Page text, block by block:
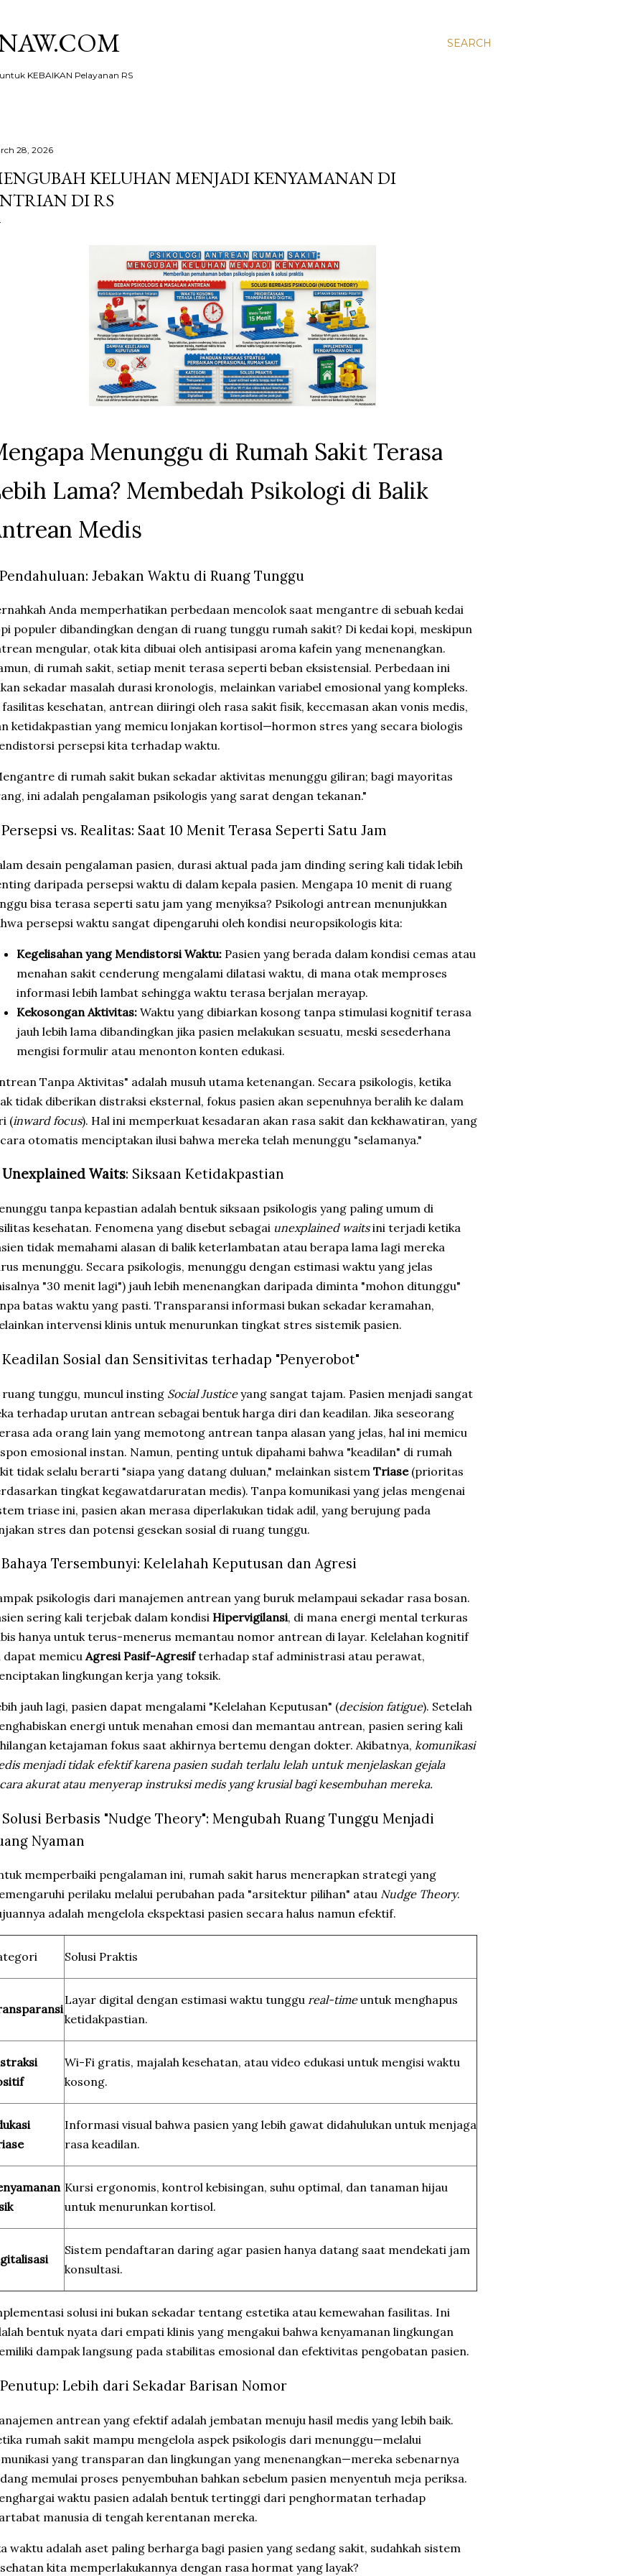
SEARCH
KEBAIKAN Pelayanan RS
28, 2026
KELUHAN MENJADI KENYAMANAN DI
DI RS
Menunggu di Rumah Sakit Terasa
Lama? Membedah Psikologi di Balik
Medis
Pendahuluan: Jebakan Waktu di Ruang Tunggu
Anda memperhatikan perbedaan mencolok saat mengantre di sebuah kedai
populer dibandingkan dengan di ruang tunggu rumah sakit? Di kedai kopi, meskipun
mengular, otak kita dibuai oleh antisipasi aroma kafein yang menenangkan.
di rumah sakit, setiap menit terasa seperti beban eksistensial. Perbedaan ini
sekadar masalah durasi kronologis, melainkan variabel emosional yang kompleks.
fasilitas kesehatan, antrean diiringi oleh rasa sakit fisik, kecemasan akan vonis medis,
ketidakpastian yang memicu lonjakan kortisol—hormon stres yang secara biologis
persepsi kita terhadap waktu.
di rumah sakit bukan sekadar aktivitas menunggu giliran; bagi mayoritas
ini adalah pengalaman psikologis yang sarat dengan tekanan."
Persepsi vs. Realitas: Saat 10 Menit Terasa Seperti Satu Jam
desain pengalaman pasien, durasi aktual pada jam dinding sering kali tidak lebih
daripada persepsi waktu di dalam kepala pasien. Mengapa 10 menit di ruang
bisa terasa seperti satu jam yang menyiksa? Psikologi antrean menunjukkan
persepsi waktu sangat dipengaruhi oleh kondisi neuropsikologis kita:
Kegelisahan yang Mendistorsi Waktu: Pasien yang berada dalam kondisi cemas atau
menahan sakit cenderung mengalami dilatasi waktu, di mana otak memproses
informasi lebih lambat sehingga waktu terasa berjalan merayap.
Kekosongan Aktivitas: Waktu yang dibiarkan kosong tanpa stimulasi kognitif terasa
jauh lebih lama dibandingkan jika pasien melakukan sesuatu, meski sesederhana
mengisi formulir atau menonton konten edukasi.
Tanpa Aktivitas" adalah musuh utama ketenangan. Secara psikologis, ketika
tidak diberikan distraksi eksternal, fokus pasien akan sepenuhnya beralih ke dalam
(inward focus). Hal ini memperkuat kesadaran akan rasa sakit dan kekhawatiran, yang
otomatis menciptakan ilusi bahwa mereka telah menunggu "selamanya."
Unexplained Waits: Siksaan Ketidakpastian
tanpa kepastian adalah bentuk siksaan psikologis yang paling umum di
kesehatan. Fenomena yang disebut sebagai unexplained waitsini terjadi ketika
tidak memahami alasan di balik keterlambatan atau berapa lama lagi mereka
menunggu. Secara psikologis, menunggu dengan estimasi waktu yang jelas
"30 menit lagi") jauh lebih menenangkan daripada diminta "mohon ditunggu"
batas waktu yang pasti. Transparansi informasi bukan sekadar keramahan,
intervensi klinis untuk menurunkan tingkat stres sistemik pasien.
Keadilan Sosial dan Sensitivitas terhadap "Penyerobot"
ruang tunggu, muncul insting Social Justiceyang sangat tajam. Pasien menjadi sangat
terhadap urutan antrean sebagai bentuk harga diri dan keadilan. Jika seseorang
ada orang lain yang memotong antrean tanpa alasan yang jelas, hal ini memicu
emosional instan. Namun, penting untuk dipahami bahwa "keadilan" di rumah
tidak selalu berarti "siapa yang datang duluan," melainkan sistem Triase(prioritas
tingkat kegawatdaruratan medis). Tanpa komunikasi yang jelas mengenai
triase ini, pasien akan merasa diperlakukan tidak adil, yang berujung pada
stres dan potensi gesekan sosial di ruang tunggu.
Bahaya Tersembunyi: Kelelahah Keputusan dan Agresi
psikologis dari manajemen antrean yang buruk melampaui sekadar rasa bosan.
sering kali terjebak dalam kondisi Hipervigilansi, di mana energi mental terkuras
hanya untuk terus-menerus memantau nomor antrean di layar. Kelelahan kognitif
dapat memicuAgresi Pasif-Agresifterhadap staf administrasi atau perawat,
lingkungan kerja yang toksik.
jauh lagi, pasien dapat mengalami "Kelelahan Keputusan" (decision fatigue). Setelah
energi untuk menahan emosi dan memantau antrean, pasien sering kali
ketajaman fokus saat akhirnya bertemu dengan dokter. Akibatnya, komunikasi
menjadi tidak efektif karena pasien sudah terlalu lelah untuk menjelaskan gejala
akurat atau menyerap instruksi medis yang krusial bagi kesembuhan mereka.
Solusi Berbasis "Nudge Theory": Mengubah Ruang Tunggu Menjadi
Nyaman
memperbaiki pengalaman ini, rumah sakit harus menerapkan strategi yang
perilaku melalui perubahan pada "arsitektur pilihan" atau Nudge Theory.
adalah mengelola ekspektasi pasien secara halus namun efektif.
Solusi Praktis
Layar digital dengan estimasi waktu tunggu real-timeuntuk menghapus
ketidakpastian.
Wi-Fi gratis, majalah kesehatan, atau video edukasi untuk mengisi waktu
kosong.
Informasi visual bahwa pasien yang lebih gawat didahulukan untuk menjaga
rasa keadilan.
Kursi ergonomis, kontrol kebisingan, suhu optimal, dan tanaman hijau
untuk menurunkan kortisol.
Sistem pendaftaran daring agar pasien hanya datang saat mendekati jam
konsultasi.
solusi ini bukan sekadar tentang estetika atau kemewahan fasilitas. Ini
bentuk nyata dari empati klinis yang mengakui bahwa kenyamanan lingkungan
dampak langsung pada stabilitas emosional dan efektivitas pengobatan pasien.
Penutup: Lebih dari Sekadar Barisan Nomor
antrean yang efektif adalah jembatan menuju hasil medis yang lebih baik.
rumah sakit mampu mengelola aspek psikologis dari menunggu—melalui
yang transparan dan lingkungan yang menenangkan—mereka sebenarnya
memulai proses penyembuhan bahkan sebelum pasien menyentuh meja periksa.
waktu pasien adalah bentuk tertinggi dari penghormatan terhadap
manusia di tengah kerentanan mereka.
waktu adalah aset paling berharga bagi pasien yang sedang sakit, sudahkah sistem
kita memperlakukannya dengan rasa hormat yang layak?